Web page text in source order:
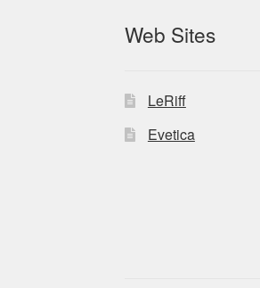
Web Sites
LeRiff
Evetica